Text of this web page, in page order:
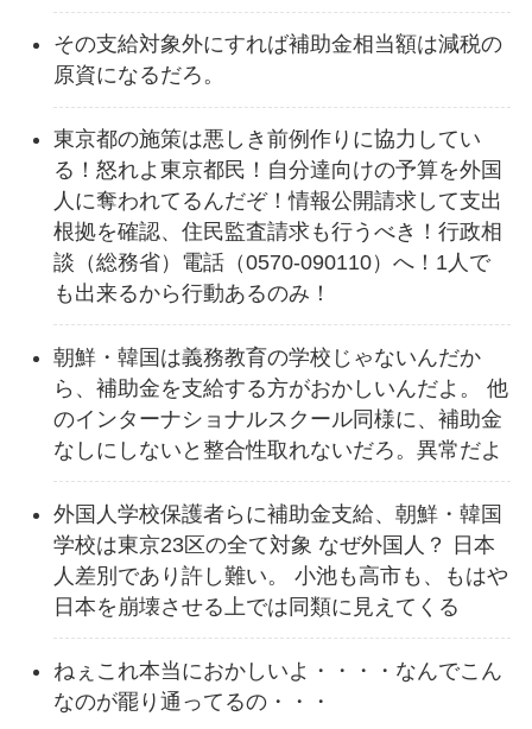
その支給対象外にすれば補助金相当額は減税の
原資になるだろ。
東京都の施策は悪しき前例作りに協力してい
る！怒れよ東京都民！自分達向けの予算を外国
人に奪われてるんだぞ！情報公開請求して支出
根拠を確認、住民監査請求も行うべき！行政相
談（総務省）電話（0570-090110）へ！1人で
も出来るから行動あるのみ！
朝鮮・韓国は義務教育の学校じゃないんだか
ら、補助金を支給する方がおかしいんだよ。 他
のインターナショナルスクール同様に、補助金
なしにしないと整合性取れないだろ。異常だよ
外国人学校保護者らに補助金支給、朝鮮・韓国
学校は東京23区の全て対象 なぜ外国人？ 日本
人差別であり許し難い。 小池も高市も、もはや
日本を崩壊させる上では同類に見えてくる
ねぇこれ本当におかしいよ・・・・なんでこん
なのが罷り通ってるの・・・